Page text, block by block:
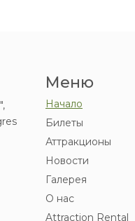
Меню
Начало
Билеты
Аттракционы
Новости
Галерея
О нас
Attraction Rental